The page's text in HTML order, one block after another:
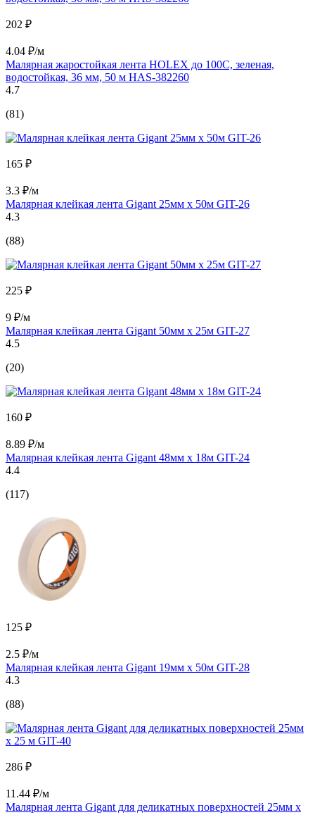
202 ₽
4.04 ₽/м
Малярная жаростойкая лента HOLEX до 100С, зеленая,
водостойкая, 36 мм, 50 м HAS-382260
4.7
(81)
165 ₽
3.3 ₽/м
Малярная клейкая лента Gigant 25мм х 50м GIT-26
4.3
(88)
225 ₽
9 ₽/м
Малярная клейкая лента Gigant 50мм x 25м GIT-27
4.5
(20)
160 ₽
8.89 ₽/м
Малярная клейкая лента Gigant 48мм x 18м GIT-24
4.4
(117)
125 ₽
2.5 ₽/м
Малярная клейкая лента Gigant 19мм x 50м GIT-28
4.3
(88)
286 ₽
11.44 ₽/м
Малярная лента Gigant для деликатных поверхностей 25мм х